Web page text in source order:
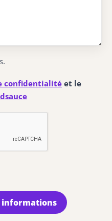
confidentialité et le
informations